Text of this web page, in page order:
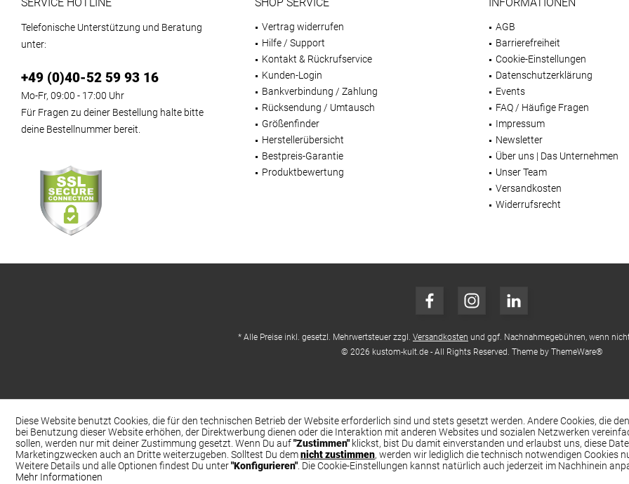
Telefonische Unterstützung und Beratung
unter:
+49 (0)40-52 59 93 16
Mo-Fr, 09:00 - 17:00 Uhr
Für Fragen zu deiner Bestellung halte bitte
deine Bestellnummer bereit.
Vertrag widerrufen
Hilfe / Support
Kontakt & Rückrufservice
Kunden-Login
Bankverbindung / Zahlung
Rücksendung / Umtausch
Größenfinder
Herstellerübersicht
Bestpreis-Garantie
Produktbewertung
AGB
Barrierefreiheit
Cookie-Einstellungen
Datenschutzerklärung
Events
FAQ / Häufige Fragen
Impressum
Newsletter
Über uns | Das Unternehmen
Unser Team
Versandkosten
Widerrufsrecht
* Alle Preise inkl. gesetzl. Mehrwertsteuer zzgl. Versandkosten und ggf. Nachnahmegebühren, wenn
© 2026 kustom-kult.de - All Rights Reserved. Theme by ThemeWare®
Diese Website benutzt Cookies, die für den technischen Betrieb der Website erforderlich sind und stets gesetzt werden. Andere Cookies, die
bei Benutzung dieser Website erhöhen, der Direktwerbung dienen oder die Interaktion mit anderen Websites und sozialen Netzwerken
sollen, werden nur mit deiner Zustimmung gesetzt. Wenn Du auf"Zustimmen"klickst, bist Du damit einverstanden und erlaubst uns, diese
Marketingzwecken auch an Dritte weiterzugeben. Solltest Du demnicht zustimmen, werden wir lediglich die technisch notwendigen Cookies
Weitere Details und alle Optionen findest Du unter"Konfigurieren". Die Cookie-Einstellungen kannst natürlich auch jederzeit im Nachhinein
Mehr Informationen